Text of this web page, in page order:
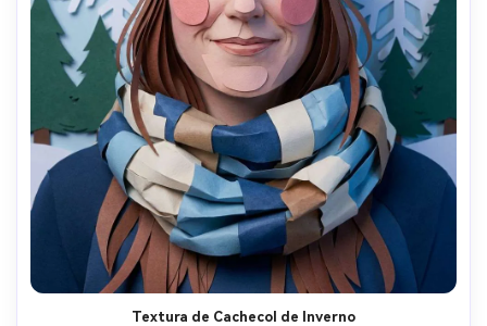
Textura de Cachecol de Inverno